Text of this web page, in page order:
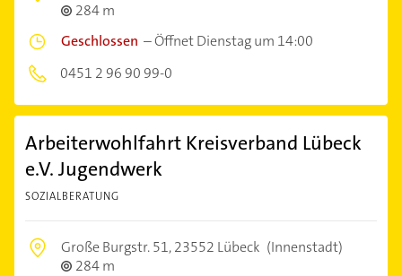
284 m
Geschlossen –Öffnet Dienstag um 14:00
0451 2 96 90 99-0
Arbeiterwohlfahrt Kreisverband Lübeck
e.V. Jugendwerk
SOZIALBERATUNG
Große Burgstr. 51,23552 Lübeck (Innenstadt)
284 m